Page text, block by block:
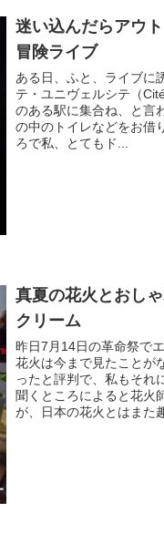
迷い込んだらアウ
冒険ライブ
ある日、ふと、ライブに
テ・ユニヴェルシテ（
のある駅に集合ね、と言
の中のトイレなどをお借
ろで私、とてもド...
真夏の花火とおし
クリーム
昨日7月14日の革命祭で
花火は今まで見たことが
ったと評判で、私もそれ
聞くところによると花火
が、日本の花火とはまた